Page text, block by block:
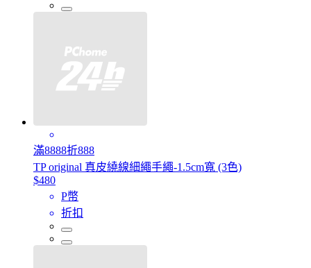
滿8888折888
TP original 真皮繞線細繩手繩-1.5cm寬 (3色)
$480
P幣
折扣